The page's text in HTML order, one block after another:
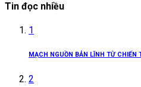
Tin đọc nhiều
1
MẠCH NGUỒN BẢN LĨNH TỪ CHIẾN
2